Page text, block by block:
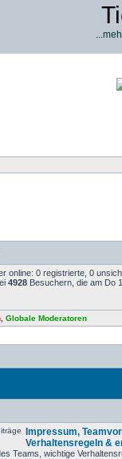
online: 0 registrierte, 0
4928 Besuchern, die am Do
Globale Moderatoren
Impressum,
Verhaltensregeln &
Teams, wichtige